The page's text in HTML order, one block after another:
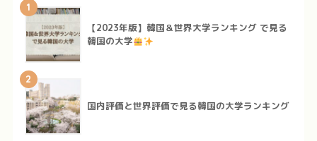
1
【2023年版】韓国＆世界大学ランキング で見る
韓国の大学
2
国内評価と世界評価で見る韓国の大学ランキング